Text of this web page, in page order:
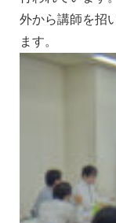
外から講師を招
ます。